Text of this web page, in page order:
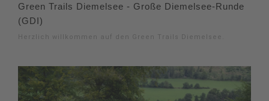
Green Trails Diemelsee - Große Diemelsee-Runde
(GDI)
Herzlich willkommen auf den Green Trails Diemelsee.